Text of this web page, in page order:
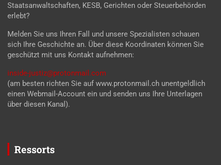
Staatsanwaltschaften, KESB, Gerichten oder Steuerbehörden
erlebt?
Melden Sie uns Ihren Fall und unsere Spezialisten schauen
sich Ihre Geschichte an. Über diese Koordinaten können Sie
geschützt mit uns Kontakt aufnehmen:
inside-justiz@protonmail.com
(am besten richten Sie auf www.protonmail.ch unentgeldlich
einen Webmail-Account ein und senden uns Ihre Unterlagen
über diesen Kanal).
Ressorts